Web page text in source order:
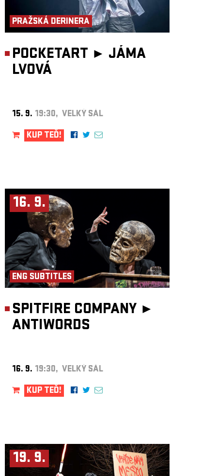
PRAŽSKÁ DERINERA
POCKETART ► JÁMA
LVOVÁ
15. 9. 19:30, VELKÝ SÁL
KUP TEĎ!
16. 9.
ENG SUBTITLES
SPITFIRE COMPANY ►
ANTIWORDS
16. 9. 19:30, VELKÝ SÁL
KUP TEĎ!
19. 9.